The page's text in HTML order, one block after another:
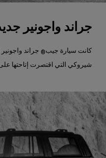
جراند واجونير
كانت سيارة جيب®
شيروكي التي اقتصرت إتاحتها على